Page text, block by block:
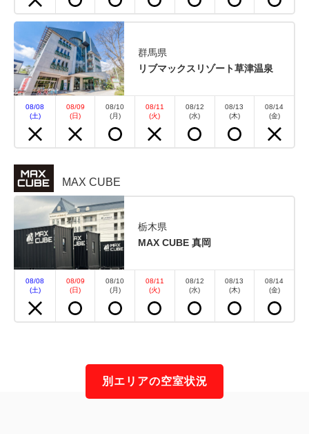
群馬県
リブマックスリゾート草津温泉
08/08
(土)
08/09
(日)
08/10
(月)
08/11
(火)
08/12
(水)
08/13
(木)
08/14
(金)
MAX CUBE
栃木県
MAX CUBE 真岡
08/08
(土)
08/09
(日)
08/10
(月)
08/11
(火)
08/12
(水)
08/13
(木)
08/14
(金)
別エリアの空室状況